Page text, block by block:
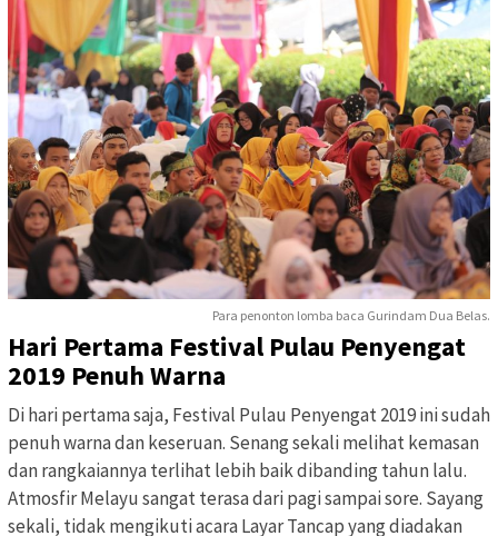
Para penonton lomba baca Gurindam Dua Belas.
Hari Pertama Festival Pulau Penyengat
2019 Penuh Warna
Di hari pertama saja, Festival Pulau Penyengat 2019 ini sudah
penuh warna dan keseruan. Senang sekali melihat kemasan
dan rangkaiannya terlihat lebih baik dibanding tahun lalu.
Atmosfir Melayu sangat terasa dari pagi sampai sore. Sayang
sekali, tidak mengikuti acara Layar Tancap yang diadakan